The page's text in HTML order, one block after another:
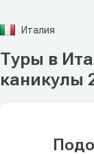
Италия
Туры в
каникулы